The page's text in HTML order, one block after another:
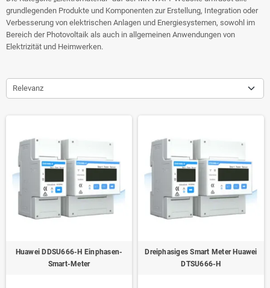
grundlegenden Produkte und Komponenten zur Erstellung, Integration oder
Verbesserung von elektrischen Anlagen und Energiesystemen, sowohl im
Bereich der Photovoltaik als auch in allgemeinen Anwendungen von
Elektrizität und Heimwerken.
Relevanz
Huawei DDSU666-H Einphasen-
Smart-Meter
Dreiphasiges Smart Meter Huawei
DTSU666-H